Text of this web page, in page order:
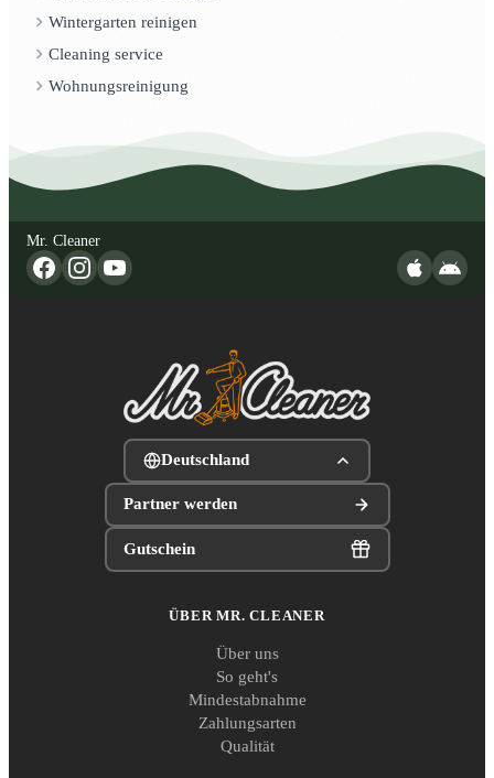
Wintergarten reinigen
Cleaning service
Wohnungsreinigung
Mr. Cleaner
Deutschland
Partner werden
Gutschein
ÜBER MR. CLEANER
Über uns
So geht's
Mindestabnahme
Zahlungsarten
Qualität